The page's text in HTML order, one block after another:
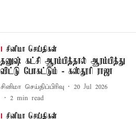
சினிமா செய்திகள்
தனுஷ் கட்சி ஆரம்பித்தால் ஆரம்பித்து
விட்டு போகட்டும் - கஸ்தூரி ராஜா
சினிமா செய்திப்பிரிவு
20 Jul 2026
2 min read
சினிமா செய்திகள்